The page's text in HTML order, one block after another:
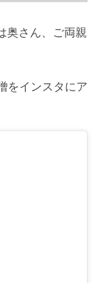
奥さん、ご両親
をインスタにア